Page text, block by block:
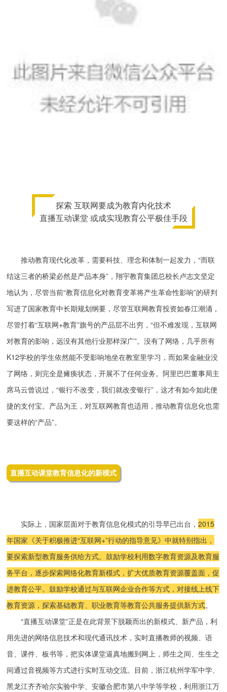
探索 互联网要成为教育内化技术
直播互动课堂 或成实现教育公平极佳手段
推动教育现代化改革，需要科技、理念和体制一起发力，“而联
结这三者的桥梁必然是产品本身”，翔宇教育集团总校长卢志文坚定
地认为，尽管当前“教育信息化对教育变革将产生革命性影响”的研判
写进了国家教育中长期规划纲要，尽管互联网教育投资如春江潮涌，
尽管打着“互联网+教育”旗号的产品层不出穷，“但不难发现，互联网
对教育的影响，远没有其他行业那样深广”。没有了网络，几乎所有
K12学校的学生依然能不受影响地坐在教室里学习，而如果金融业没
了网络，则完全是瘫痪状态，开展不了任何业务。阿里巴巴董事局主
席马云曾说过，“银行不改变，我们就改变银行”，这才有如今如此便
捷的支付宝。产品为王，对互联网教育也适用，推动教育信息化也需
要这样的“产品”。
直播互动课堂教育信息化的新模式
实际上，国家层面对于教育信息化模式的引导早已出台， 2015
年国家《关于积极推进“互联网+”行动的指导意见》中就特别指出，
要探索新型教育服务供给方式。鼓励学校利用数字教育资源及教育服
务平台，逐步探索网络化教育新模式，扩大优质教育资源覆盖面，促
进教育公平。鼓励学校通过与互联网企业合作等方式，对接线上线下
教育资源，探索基础教育、职业教育等教育公共服务提供新方式。
“直播互动课堂”正是在此背景下脱颖而出的新模式、新产品，利
用先进的网络信息技术和现代通讯技术，实时直播教师的视频、语
音、课件、板书等，把实体课堂逼真地搬到网上，师生之间、生生之
间通过音视频等方式进行实时互动交流。目前，浙江杭州学军中学、
黑龙江齐齐哈尔实验中学、安徽合肥市第八中学等学校，利用浙江万